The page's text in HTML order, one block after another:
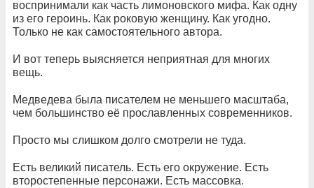
воспринимали как часть лимоновского мифа. Как одну
из его героинь. Как роковую женщину. Как угодно.
Только не как самостоятельного автора.
И вот теперь выясняется неприятная для многих
вещь.
Медведева была писателем не меньшего масштаба,
чем большинство её прославленных современников.
Просто мы слишком долго смотрели не туда.
Есть великий писатель. Есть его окружение. Есть
второстепенные персонажи. Есть массовка.